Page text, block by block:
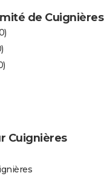
de Cuignières
Cuignières